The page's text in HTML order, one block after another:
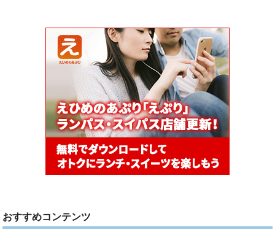
おすすめコンテンツ